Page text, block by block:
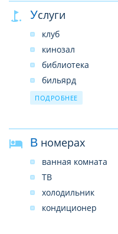
Услуги
клуб
кинозал
библиотека
бильярд
настольный теннис
тренажерный зал
ПОДРОБНЕЕ
В номерах
ванная комната
ТВ
холодильник
кондиционер